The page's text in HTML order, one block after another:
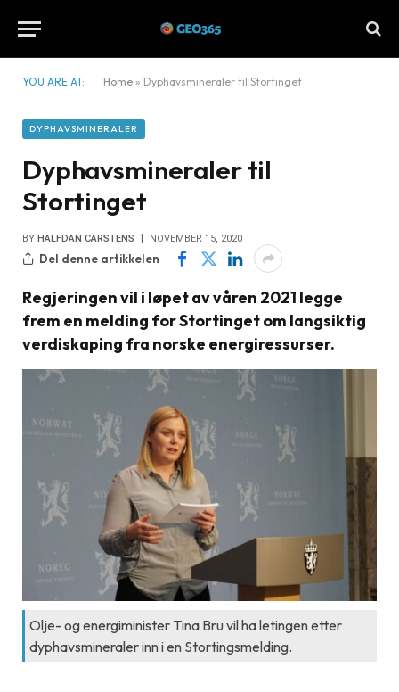
YOU ARE AT: Home » Dyphavsmineraler til Stortinget
DYPHAVSMINERALER
Dyphavsmineraler til
Stortinget
BY HALFDAN CARSTENS NOVEMBER 15, 2020
Del denne artikkelen
Regjeringen vil i løpet av våren 2021 legge
frem en melding for Stortinget om langsiktig
verdiskaping fra norske energiressurser.
Olje- og energiminister Tina Bru vil ha letingen etter
dyphavsmineraler inn i en Stortingsmelding.